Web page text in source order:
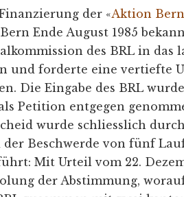
der «Aktion
Ende August 1985
des BRL in das
und forderte eine vertiefte
Die Eingabe des BRL
Petition entgegen
wurde schliesslich
Beschwerde von fünf
Mit Urteil vom 22.
der Abstimmung,